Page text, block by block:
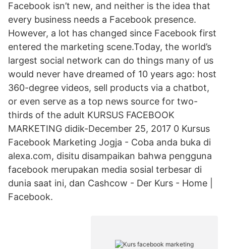
Facebook isn’t new, and neither is the idea that
every business needs a Facebook presence.
However, a lot has changed since Facebook first
entered the marketing scene.Today, the world’s
largest social network can do things many of us
would never have dreamed of 10 years ago: host
360-degree videos, sell products via a chatbot,
or even serve as a top news source for two-
thirds of the adult KURSUS FACEBOOK
MARKETING didik-December 25, 2017 0 Kursus
Facebook Marketing Jogja - Coba anda buka di
alexa.com, disitu disampaikan bahwa pengguna
facebook merupakan media sosial terbesar di
dunia saat ini, dan Cashcow - Der Kurs - Home |
Facebook.